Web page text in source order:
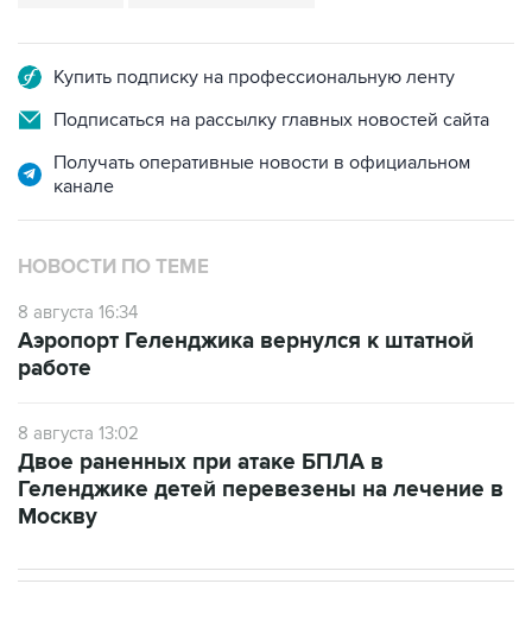
Купить подписку на профессиональную ленту
Подписаться на рассылку главных новостей сайта
Получать оперативные новости в официальном
канале
НОВОСТИ ПО ТЕМЕ
8 августа 16:34
Аэропорт Геленджика вернулся к штатной
работе
8 августа 13:02
Двое раненных при атаке БПЛА в
Геленджике детей перевезены на лечение в
Москву